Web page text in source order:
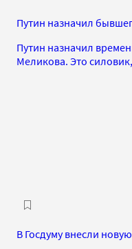
Путин назначил
Путин назначил
Меликова. Это
В Госдуму внесли